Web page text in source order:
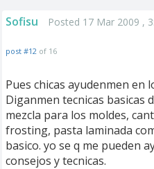
Sofisu Posted 17 Mar 2009 ,
post #12 of 16
Pues chicas ayudenmen en
Diganmen tecnicas basicas
mezcla para los moldes,
frosting, pasta laminada
basico. yo se q me pueden
consejos y tecnicas.